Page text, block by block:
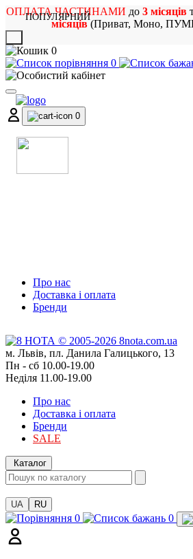
ОПЛАТА ЧАСТИНАМИ до 3 місяців
місяців(Приват, Моно,
0
0
0
Про нас
Доставка і оплата
Бренди
м. Львів, пл. Данила Галицького, 13
Пн - сб 10.00-19.00
Неділя 11.00-19.00
Про нас
Доставка і оплата
Бренди
SALE
Каталог
UA RU
0 0
ПОПУЛЯРНИЙ